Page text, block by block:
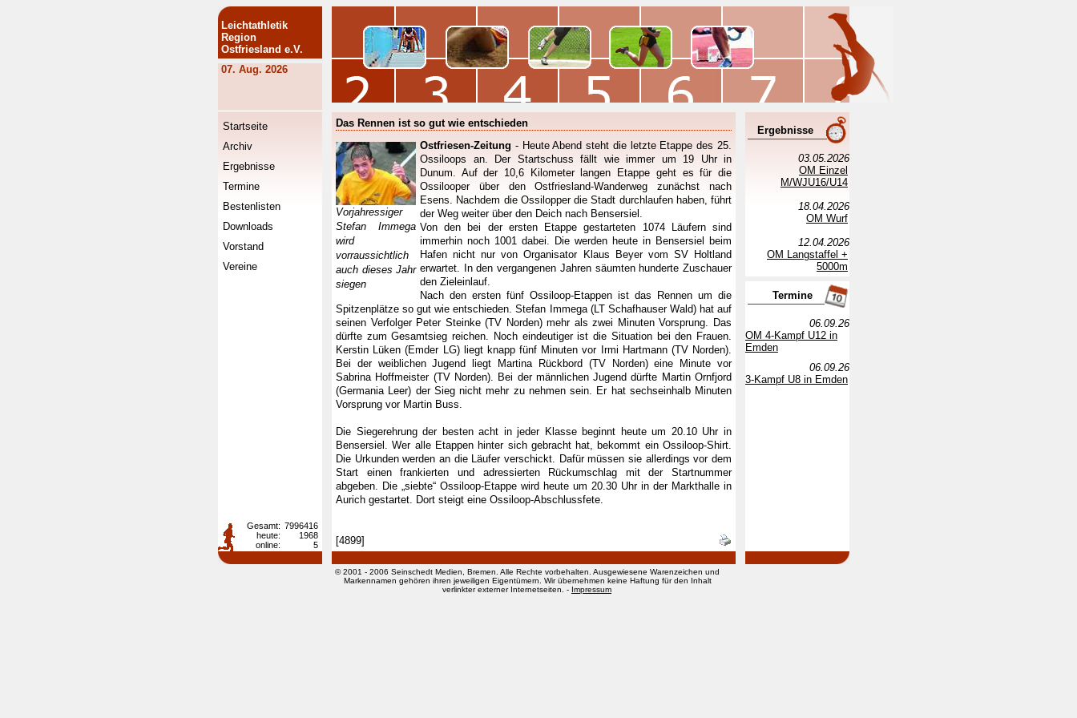
Leichtathletik
Region
Ostfriesland e.V.
07. Aug. 2026
Startseite
Archiv
Ergebnisse
Termine
Bestenlisten
Downloads
Vorstand
Vereine
Das Rennen ist so gut wie entschieden
Vorjahressiger
Stefan Immega
wird
vorraussichtlich
auch dieses Jahr
siegen
Ostfriesen-Zeitung - Heute Abend steht die letzte Etappe des 25.
Ossiloops an. Der Startschuss fällt wie immer um 19 Uhr in
Dunum. Auf der 10,6 Kilometer langen Etappe geht es für die
Ossilooper über den Ostfriesland-Wanderweg zunächst nach
Esens. Nachdem die Ossilopper die Stadt durchlaufen haben, führt
der Weg weiter über den Deich nach Bensersiel.
Von den bei der ersten Etappe gestarteten 1074 Läufern sind
immerhin noch 1001 dabei. Die werden heute in Bensersiel beim
Hafen nicht nur von Organisator Klaus Beyer vom SV Holtland
erwartet. In den vergangenen Jahren säumten hunderte Zuschauer
den Zieleinlauf.
Nach den ersten fünf Ossiloop-Etappen ist das Rennen um die
Spitzenplätze so gut wie entschieden. Stefan Immega (LT Schafhauser Wald) hat auf
seinen Verfolger Peter Steinke (TV Norden) mehr als zwei Minuten Vorsprung. Das
dürfte zum Gesamtsieg reichen. Noch eindeutiger ist die Situation bei den Frauen.
Kerstin Lüken (Emder LG) liegt knapp fünf Minuten vor Irmi Hartmann (TV Norden).
Bei der weiblichen Jugend liegt Martina Rückbord (TV Norden) eine Minute vor
Sabrina Hoffmeister (TV Norden). Bei der männlichen Jugend dürfte Martin Ornfjord
(Germania Leer) der Sieg nicht mehr zu nehmen sein. Er hat sechseinhalb Minuten
Vorsprung vor Martin Buss.
Die Siegerehrung der besten acht in jeder Klasse beginnt heute um 20.10 Uhr in
Bensersiel. Wer alle Etappen hinter sich gebracht hat, bekommt ein Ossiloop-Shirt.
Die Urkunden werden an die Läufer verschickt. Dafür müssen sie allerdings vor dem
Start einen frankierten und adressierten Rückumschlag mit der Startnummer
abgeben. Die „siebte“ Ossiloop-Etappe wird heute um 20.30 Uhr in der Markthalle in
Aurich gestartet. Dort steigt eine Ossiloop-Abschlussfete.
[4899]
Ergebnisse
03.05.2026
OM Einzel
M/WJU16/U14
18.04.2026
OM Wurf
12.04.2026
OM Langstaffel +
5000m
Termine
06.09.26
OM 4-Kampf U12 in
Emden
06.09.26
3-Kampf U8 in Emden
Gesamt: 7996416
heute:
1968
online:
5
© 2001 - 2006 Seinschedt Medien, Bremen. Alle Rechte vorbehalten. Ausgewiesene Warenzeichen und
Markennamen gehören ihren jeweiligen Eigentümern. Wir übernehmen keine Haftung für den Inhalt
verlinkter externer Internetseiten. - Impressum